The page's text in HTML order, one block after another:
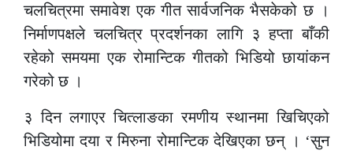
चलचित्रमा समावेश एक गीत सार्वजनिक भैसकेको छ ।
निर्माणपक्षले चलचित्र प्रदर्शनका लागि ३ हप्ता बाँकी
रहेको समयमा एक रोमान्टिक गीतको भिडियो छायांकन
गरेको छ ।
३ दिन लगाएर चित्लाङका रमणीय स्थानमा खिचिएको
भिडियोमा दया र मिरुना रोमान्टिक देखिएका छन् । ‘सुन